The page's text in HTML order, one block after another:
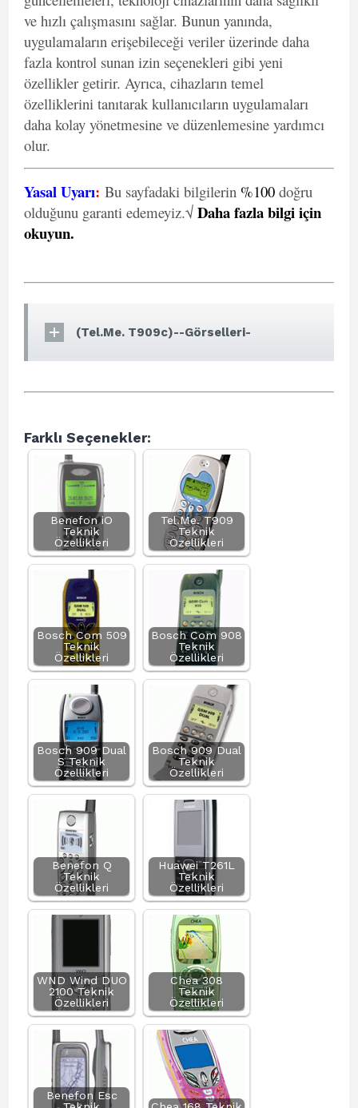
ve hızlı çalışmasını sağlar. Bunun yanında,
uygulamaların erişebileceği veriler üzerinde daha
fazla kontrol sunan izin seçenekleri gibi yeni
özellikler getirir. Ayrıca, cihazların temel
özelliklerini tanıtarak kullanıcıların uygulamaları
daha kolay yönetmesine ve düzenlemesine yardımcı
olur.
Yasal Uyarı: Bu sayfadaki bilgilerin %100 doğru
olduğunu garanti edemeyiz.√ Daha fazla bilgi için
okuyun.
(Tel.Me. T909c)--Görselleri-
Farklı Seçenekler:
Benefon iO
Teknik
Özellikleri
Tel.Me. T909
Teknik
Özellikleri
Bosch Com 509
Teknik
Özellikleri
Bosch Com 908
Teknik
Özellikleri
Bosch 909 Dual
S Teknik
Özellikleri
Bosch 909 Dual
Teknik
Özellikleri
Benefon Q
Teknik
Özellikleri
Huawei T261L
Teknik
Özellikleri
WND Wind DUO
2100 Teknik
Özellikleri
Chea 308
Teknik
Özellikleri
Benefon Esc